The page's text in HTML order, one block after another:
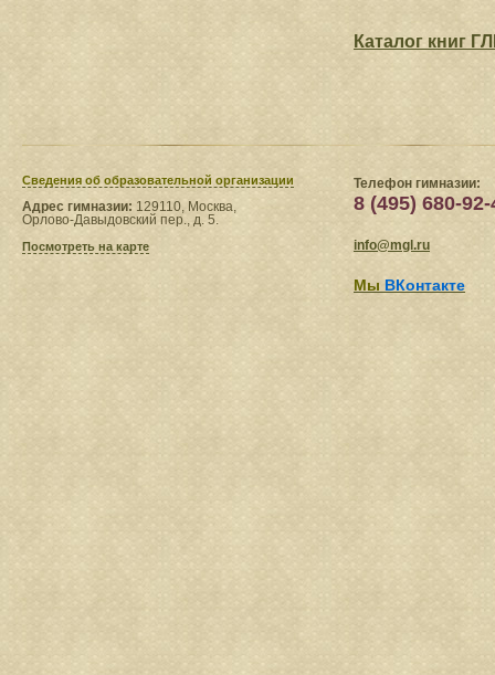
Каталог книг
Сведения​ об образовательной организации
Адрес гимназии: 129110, Москва,
Орлово-Давыдовский пер., д. 5.
Посмотреть на карте
Телефон гимназии:
8 (495) 680-92-
info@mgl.ru
Мы ВКонтакте